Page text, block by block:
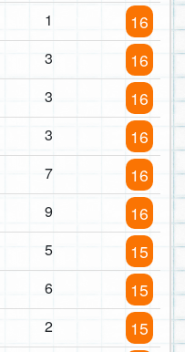
1 16
3 16
3 16
3 16
7 16
9 16
5 15
6 15
2 15